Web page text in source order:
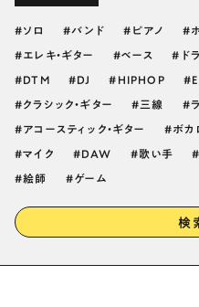
ソロ バンド ピアノ
エレキ・ギター ベース ド
DTM DJ HIPHOP
クラシック・ギター 三線
アコースティック・ギター ボカ
マイク DAW 歌い手
絵師 ゲーム
検